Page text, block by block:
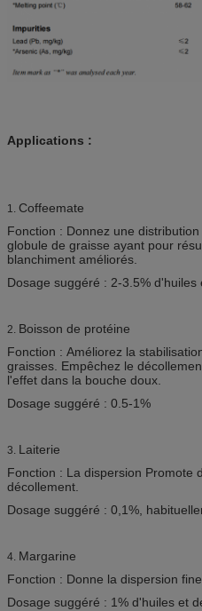
Applications :
1. Coffeemate
Fonction : Donnez une
globule de graisse ayant pour
blanchiment améliorés.
Dosage suggéré : 2-3.5% d'huiles
2. Boisson de protéine
Fonction : Améliorez la
graisses. Empêchez le
l'effet dans la bouche doux.
Dosage suggéré : 0.5-1%
3. Laiterie
Fonction : La dispersion Promote
décollement.
Dosage suggéré : 0,1%,
4. Margarine
Fonction : Donne la dispersion
Dosage suggéré : 1% d'huiles et